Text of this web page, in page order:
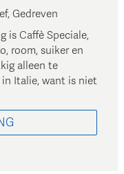
Gedreven
is Caffè Speciale,
room, suiker en
alleen te
Italie, want is niet